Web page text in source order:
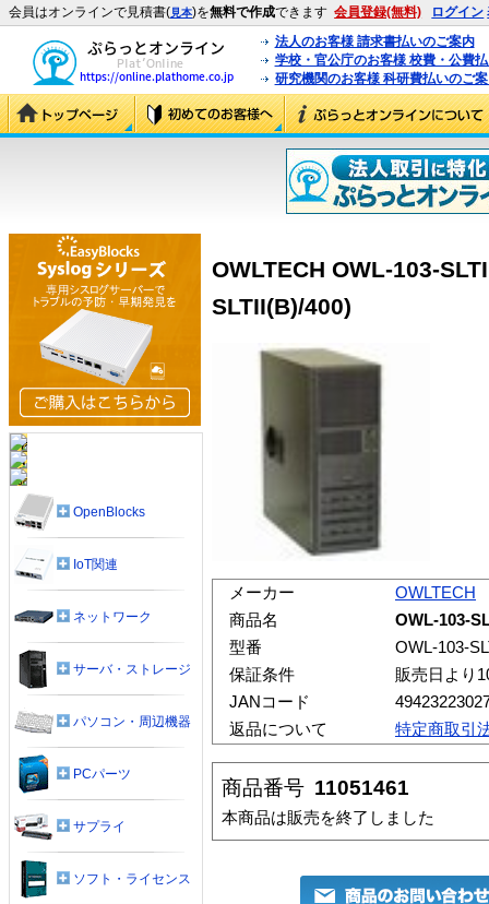
会員はオンラインで見積書(見本)を無料で作成できます 会員登録(無料) ログイン
法人のお客様 請求書払いのご案内
学校・官公庁のお客様 校費・公費
研究機関のお客様 科研費払いのご
OWLTECH OWL-103-
SLTII(B)/400)
メーカー
OWLTECH
商品名
OWL-103-
型番
OWL-103-
保証条件
販売日より
JANコード
返品について
特定商取引
商品番号 11051461
本商品は販売を終了しました
OpenBlocks
IoT関連
ネットワーク
サーバ・ストレージ
パソコン・周辺機器
PCパーツ
サプライ
ソフト・ライセンス